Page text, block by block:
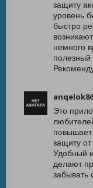
защиту
уровень
быстро
немного
полезный
Это
повышает
защиту от
Удобный
делают
забывать